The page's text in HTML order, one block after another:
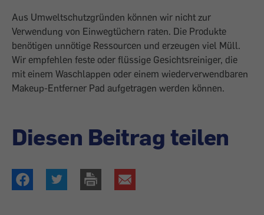
Aus Umweltschutzgründen können wir nicht zur
Verwendung von Einwegtüchern raten. Die Produkte
benötigen unnötige Ressourcen und erzeugen viel Müll.
Wir empfehlen feste oder flüssige Gesichtsreiniger, die
mit einem Waschlappen oder einem wiederverwendbaren
Makeup-Entferner Pad aufgetragen werden können.
Diesen Beitrag teilen